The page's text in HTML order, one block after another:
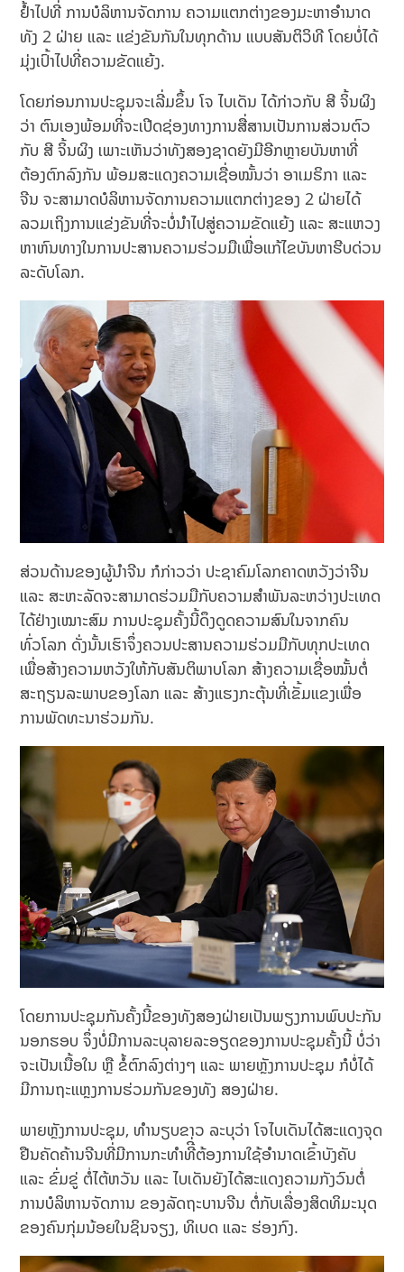
ຢ້ຳໄປທີ່ ການບໍລິຫານຈັດການ ຄວາມແຕກຕ່າງຂອງມະຫາອຳນາດ
ທັງ 2 ຝ່າຍ ແລະ ແຂ່ງຂັນກັນໃນທຸກດ້ານ ແບບສັນຕິວິທີ ໂດຍບໍ່ໄດ້
ມຸ່ງເປົ້າໄປທີ່ຄວາມຂັດແຍ້ງ.
ໂດຍກ່ອນການປະຊຸມຈະເລີ່ມຂຶ້ນ ໂຈ ໄບເດັນ ໄດ້ກ່າວກັບ ສີ ຈິ້ນຜິງ
ວ່າ ຕົນເອງພ້ອມທີ່ຈະເປີດຊ່ອງທາງການສື່ສານເປັນການສ່ວນຕົວ
ກັບ ສີ ຈິ້ນຜິງ ເພາະເຫັນວ່າທັງສອງຊາດຍັງມີອີກຫຼາຍບັນຫາທີ່
ຕ້ອງຕົກລົງກັນ ພ້ອມສະແດງຄວາມເຊື່ອໝັ້ນວ່າ ອາເມຣິກາ ແລະ
ຈີນ ຈະສາມາດບໍລິຫານຈັດການຄວາມແຕກຕ່າງຂອງ 2 ຝ່າຍໄດ້
ລວມເຖິງການແຂ່ງຂັນທີ່ຈະບໍ່ນຳໄປສູ່ຄວາມຂັດແຍ້ງ ແລະ ສະແຫວງ
ຫາຫົນທາງໃນການປະສານຄວາມຮ່ວມມືເພື່ອແກ້ໄຂບັນຫາຮີບດ່ວນ
ລະດັບໂລກ.
ສ່ວນດ້ານຂອງຜູ້ນຳຈີນ ກໍກ່າວວ່າ ປະຊາຄົມໂລກຄາດຫວັງວ່າຈີນ
ແລະ ສະຫະລັດຈະສາມາດຮ່ວມມືກັບຄວາມສຳພັນລະຫວ່າງປະເທດ
ໄດ້ຢ່າງເໝາະສົມ ການປະຊຸມຄັ້ງນີ້ດຶງດູດຄວາມສົນໃນຈາກຄົນ
ທົ່ວໂລກ ດັ່ງນັ້ນເຮົາຈຶ່ງຄວນປະສານຄວາມຮ່ວມມືກັບທຸກປະເທດ
ເພື່ອສ້າງຄວາມຫວັງໃຫ້ກັບສັນຕິພາບໂລກ ສ້າງຄວາມເຊື່ອໝັ້ນຕໍ່
ສະຖຽນລະພາບຂອງໂລກ ແລະ ສ້າງແຮງກະຕຸ້ນທີ່ເຂັ້ມແຂງເພື່ອ
ການພັດທະນາຮ່ວມກັນ.
ໂດຍການປະຊຸມກັນຄັ້ງນີ້ຂອງທັງສອງຝ່າຍເປັນພຽງການພົບປະກັນ
ນອກຮອບ ຈຶ່ງບໍ່ມີການລະບຸລາຍລະອຽດຂອງການປະຊຸມຄັ້ງນີ້ ບໍ່ວ່າ
ຈະເປັນເນື້ອໃນ ຫຼື ຂໍ້ຕົກລົງຕ່າງໆ ແລະ ພາຍຫຼັງການປະຊຸມ ກໍບໍ່ໄດ້
ມີການຖະແຫຼງການຮ່ວມກັນຂອງທັງ ສອງຝ່າຍ.
ພາຍຫຼັງການປະຊຸມ, ທຳນຽບຂາວ ລະບຸວ່າ ໂຈໄບເດັນໄດ້ສະແດງຈຸດ
ຢືນຄັດຄ້ານຈີນທີ່ມີການກະທຳທີີ່ຕ້ອງການໃຊ້ອຳນາດເຂົ້າບັງຄັບ
ແລະ ຂົ່ມຂູ່ ຕໍ່ໄຕ້ຫວັນ ແລະ ໄບເດັນຍັງໄດ້ສະແດງຄວາມກັງວົນຕໍ່
ການບໍລິຫານຈັດການ ຂອງລັດຖະບານຈີນ ຕໍ່ກັບເລື່ອງສິດທິມະນຸດ
ຂອງຄົນກຸ່ມນ້ອຍໃນຊິນຈຽງ, ທິເບດ ແລະ ຮ່ອງກົງ.